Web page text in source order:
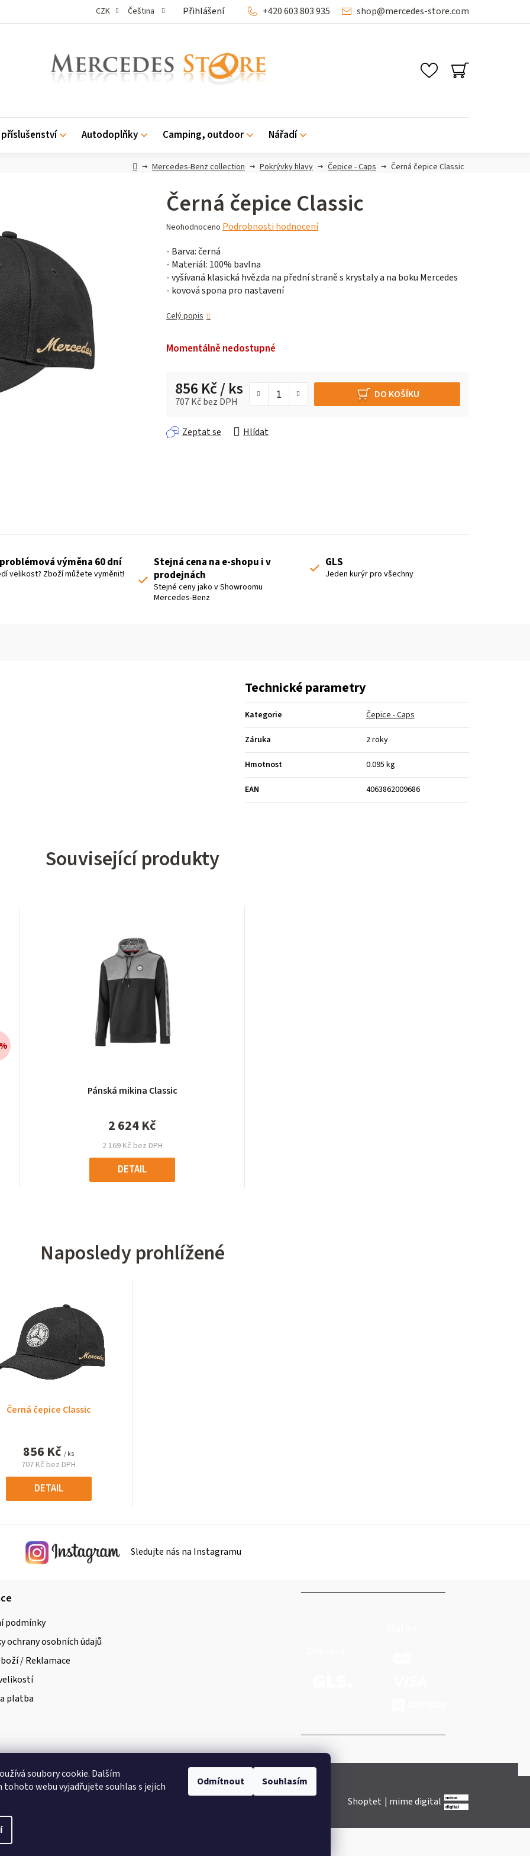
soubory cookie. Dalším
tohoto webu vyjadřujete souhlas s jejich
Odmítnout Souhlasím
CZK Čeština Přihlášení shop@mercedes-store.com
+420 603 803 935
NÁKUPNÍ
KOŠÍK
Autodoplňky Camping, outdoor Nářadí
DomůMercedes-Benz collection Pokrývky hlavy Čepice - Caps Černá čepice Classic
Černá čepice Classic
Průměrné
produktu
je
0,0
z 5
Neohodnoceno Podrobnosti hodnocení
- Barva: černá
- Materiál: 100% bavlna
- vyšívaná klasická hvězda na přední straně s krystaly a na boku Mercedes
- kovová spona pro nastavení
Celý popis
Momentálně nedostupné
856 Kč/ ks
707 Kč bez DPH
DO KOŠÍKU
Zeptat se Hlídat
výměna 60 dní
velikost? Zboží můžete vyměnit!
Stejná cena na e-shopu i v
prodejnách
Stejné ceny jako v Showroomu
Mercedes-Benz
GLS
Jeden kurýr pro všechny
Technické parametry
Kategorie Čepice - Caps
Záruka 2 roky
Hmotnost 0.095 kg
EAN 4063862009686
Související produkty
Pánská mikina Classic
2 169 Kč bez DPH
2 624 Kč
DETAIL
Naposledy prohlížené
Černá čepice Classic
856 Kč / ks
707 Kč bez DPH
Měrná
cena:
DETAIL
Sledujte nás na Instagramu
podmínky
ochrany osobních údajů
/ Reklamace
platba
Shoptet | mime digital